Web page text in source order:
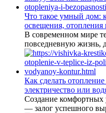
Что такое умный дом:
освещения, отопления
В современном мире
повседневную жизнь,
Как сделать
электричество или
Создание комфортных
— залог успешного